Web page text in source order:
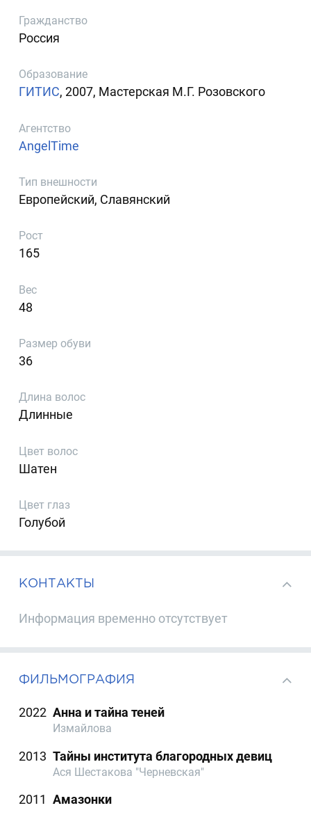
Гражданство
Россия
Образование
ГИТИС, 2007, Мастерская М.Г. Розовского
Агентство
AngelTime
Тип внешности
Европейский, Славянский
Рост
165
Вес
48
Размер обуви
36
Длина волос
Длинные
Цвет волос
Шатен
Цвет глаз
Голубой
КОНТАКТЫ
Информация временно отсутствует
ФИЛЬМОГРАФИЯ
2022 Анна и тайна теней
Измайлова
2013 Тайны института благородных девиц
Ася Шестакова "Черневская"
2011 Амазонки